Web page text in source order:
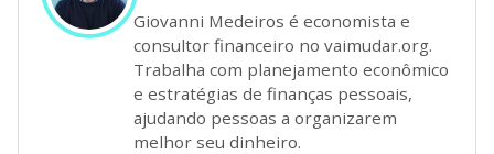
Giovanni Medeiros é economista e
consultor financeiro no vaimudar.org.
Trabalha com planejamento econômico
e estratégias de finanças pessoais,
ajudando pessoas a organizarem
melhor seu dinheiro.